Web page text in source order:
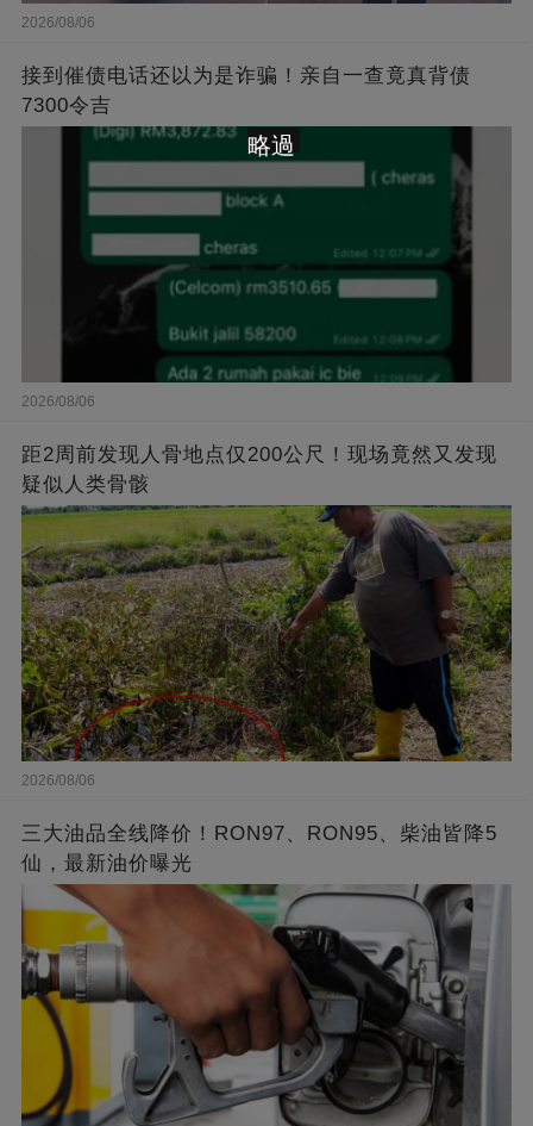
2026/08/06
接到催债电话还以为是诈骗！亲自一查竟真背债
7300令吉
2026/08/06
距2周前发现人骨地点仅200公尺！现场竟然又发现
疑似人类骨骸
2026/08/06
三大油品全线降价！RON97、RON95、柴油皆降5
仙，最新油价曝光
略過